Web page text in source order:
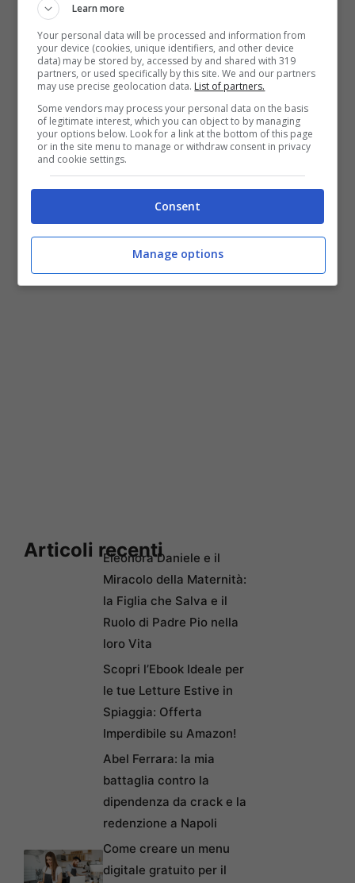
Bè, che dire… dovremmo cercare di farci
forza e superare l’imminente dramma in
corso. Anche se, un dubbio sorge
spontaneo: ma non è che niente niente,
stiamo di fronte ad una mega bufala
costruita ad hoc per promuovere il disco?
serio di dramma.
Articoli recentiEleonora Daniele e il
Miracolo della Maternità:
la Figlia che Salva e il
Ruolo di Padre Pio nella
loro Vita
Scopri l’Ebook Ideale per
le tue Letture Estive in
Spiaggia: Offerta
Imperdibile su Amazon!
Abel Ferrara: la mia
battaglia contro la
dipendenza da crack e la
redenzione a Napoli
Come creare un menu
digitale gratuito per il
Learn more
Your personal data will be processed and information from
your device (cookies, unique identifiers, and other device
data) may be stored by, accessed by and shared with 319
partners, or used specifically by this site. We and our partners
may use precise geolocation data. List of partners.
Some vendors may process your personal data on the basis
of legitimate interest, which you can object to by managing
your options below. Look for a link at the bottom of this page
or in the site menu to manage or withdraw consent in privacy
and cookie settings.
Consent
Manage options